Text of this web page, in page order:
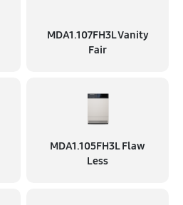
MDA1.107FH3L Vanity
Fair
MDA1.105FH3L Flaw
Less